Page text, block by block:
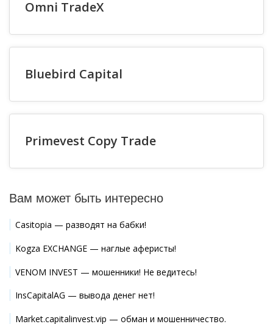
Omni TradeX
Bluebird Capital
Primevest Copy Trade
Вам может быть интересно
Casitopia — разводят на бабки!
Kogza EXCHANGE — наглые аферисты!
VENOM INVEST — мошенники! Не ведитесь!
InsCapitalAG — вывода денег нет!
Market.capitalinvest.vip — обман и мошенничество.